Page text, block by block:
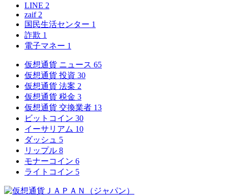
LINE 2
zaif 2
国民生活センター 1
詐欺 1
電子マネー 1
仮想通貨 ニュース 65
仮想通貨 投資 30
仮想通貨 法案 2
仮想通貨 税金 3
仮想通貨 交換業者 13
ビットコイン 30
イーサリアム 10
ダッシュ 5
リップル 8
モナーコイン 6
ライトコイン 5